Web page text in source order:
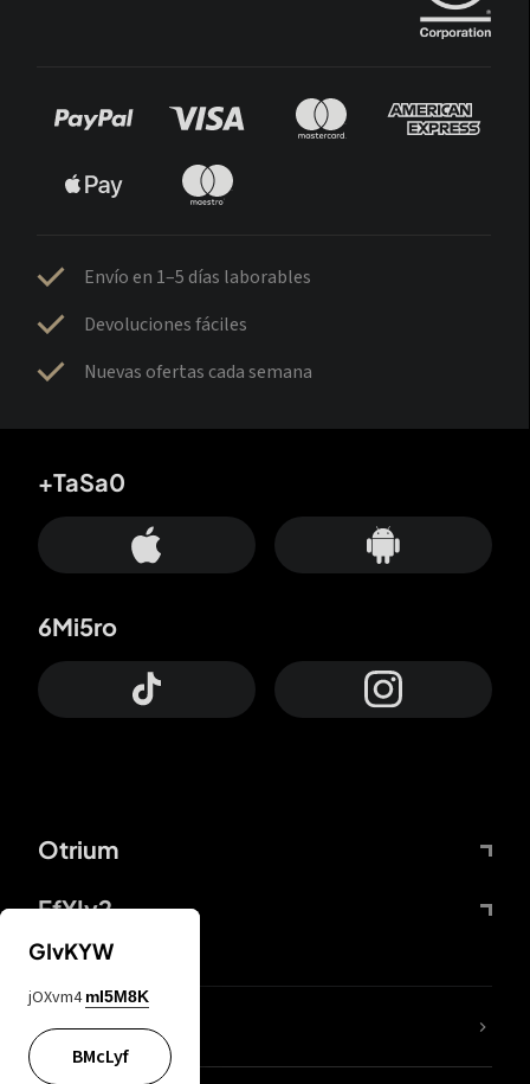
Envío en 1–5 días laborables
Devoluciones fáciles
Nuevas ofertas cada semana
Otrium
FfYIy2
+TaSa0
6Mi5ro
65A04M
GIvKYW
jOXvm4 mI5M8K
BMcLyf